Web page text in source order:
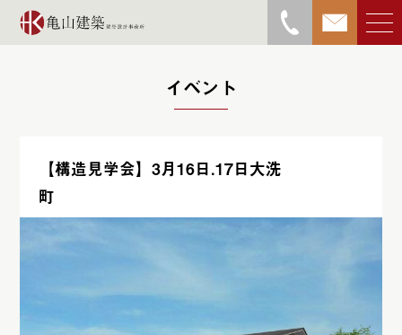
亀山勝物語
イベント
【構造見学会】3月16日.17日大洗
町